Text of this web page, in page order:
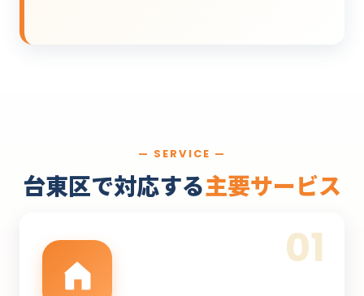
— SERVICE —
台東区で対応する主要サービス
01